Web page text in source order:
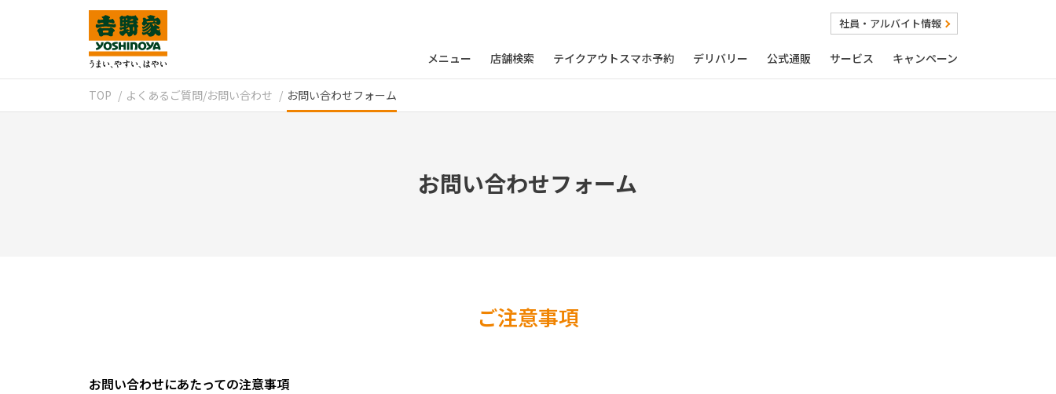
社員・アルバイト情報
メニュー 店舗検索 テイクアウトスマホ予約 デリバリー 公式通販 サービス キャンペーン
TOP よくあるご質問/お問い合わせ お問い合わせフォーム
お問い合わせフォーム
ご注意事項
お問い合わせにあたっての注意事項